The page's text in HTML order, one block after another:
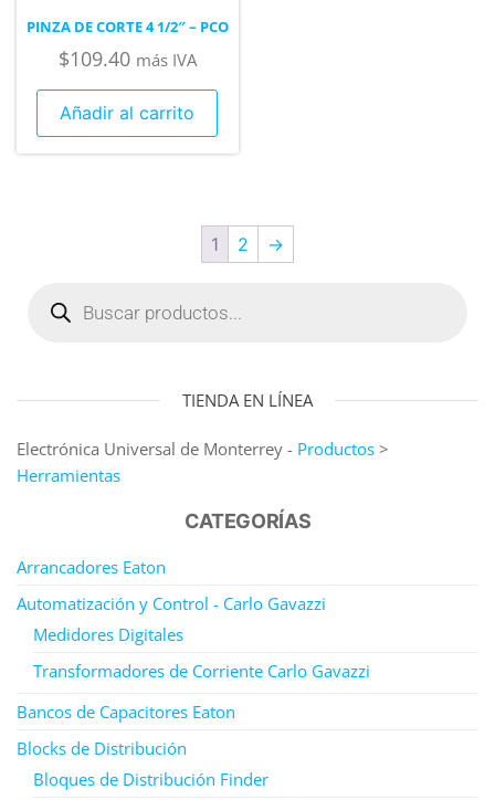
PINZA DE CORTE 4 1/2″ – PCO
$109.40 más IVA
Añadir al carrito
1 2 →
TIENDA EN LÍNEA
Electrónica Universal de Monterrey - Productos >
Herramientas
CATEGORÍAS
Arrancadores Eaton
Automatización y Control - Carlo Gavazzi
Medidores Digitales
Transformadores de Corriente Carlo Gavazzi
Bancos de Capacitores Eaton
Blocks de Distribución
Bloques de Distribución Finder